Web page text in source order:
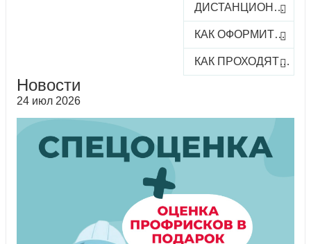
ДИСТАНЦИОННОЕ ОБУЧЕНИЕ
КАК ОФОРМИТЬ ЗАКАЗ КУРСА
КАК ПРОХОДЯТ ОНЛАЙН-КУРСЫ
Новости
24 июл 2026